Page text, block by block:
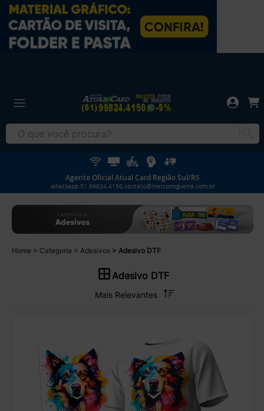
Agente Oficial Atual Card Região Sul/RS
whatsapp.51.99824.4150.contato@marconogueira.com.br
Home Categoria Adesivos Adesivo DTF
Adesivo DTF